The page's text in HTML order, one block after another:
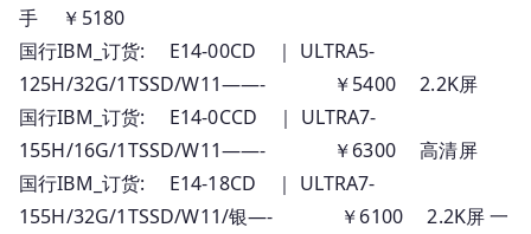
手 ￥5180
国行IBM_订货: E14-00CD ｜ ULTRA5-
125H/32G/1TSSD/W11——- ￥5400 2.2K屏
国行IBM_订货: E14-0CCD ｜ ULTRA7-
155H/16G/1TSSD/W11——- ￥6300 高清屏
国行IBM_订货: E14-18CD ｜ ULTRA7-
155H/32G/1TSSD/W11/银—- ￥6100 2.2K屏 一